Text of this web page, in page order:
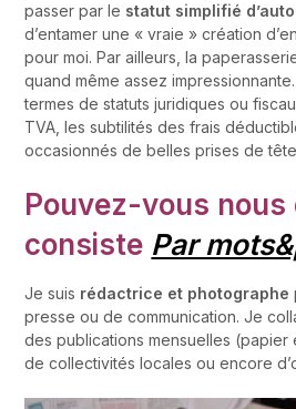
passer par le statut simplifié
d’entamer une « vraie » création
pour moi. Par ailleurs, la
quand même assez
termes de statuts juridiques ou
TVA, les subtilités des frais
occasionnés de belles prises de
Pouvez-vous nous
consiste Par
Je suis rédactrice et photographe
presse ou de communication. Je
des publications mensuelles (papier
de collectivités locales ou encore